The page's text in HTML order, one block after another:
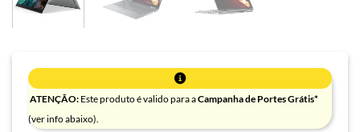
ATENÇÃO: Este produto é valido para aCampanha de Portes Grátis*
(ver info abaixo).